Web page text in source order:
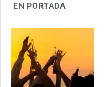
EN PORTADA